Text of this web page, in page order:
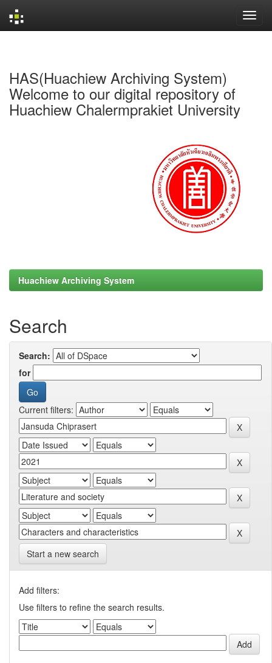
HAS(Huachiew Archiving System)
Welcome to our digital repository of
Huachiew Chalermprakiet University
Huachiew Archiving System
Search
Search:
for
Current filters:
Start a new search
Add filters:
Use filters to refine the search results.